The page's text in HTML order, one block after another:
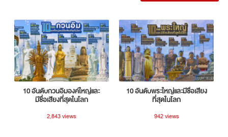
10 อันดับกวนอิมองค์ใหญ่และ
มีชื่อเสียงที่สุดในโลก
2,843 views
10 อันดับพระใหญ่และมีชื่อเสียง
ที่สุดในโลก
942 views